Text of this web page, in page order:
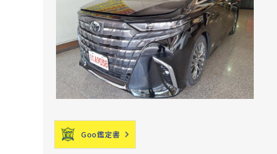
Goo鑑定書